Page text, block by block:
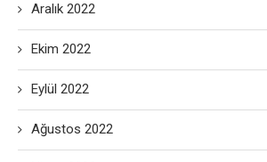
Aralık 2022
Ekim 2022
Eylül 2022
Ağustos 2022